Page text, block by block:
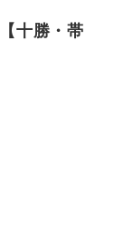
十勝・帯